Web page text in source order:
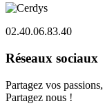
02.40.06.83.40
Réseaux sociaux
Partagez vos passions,
Partagez nous !